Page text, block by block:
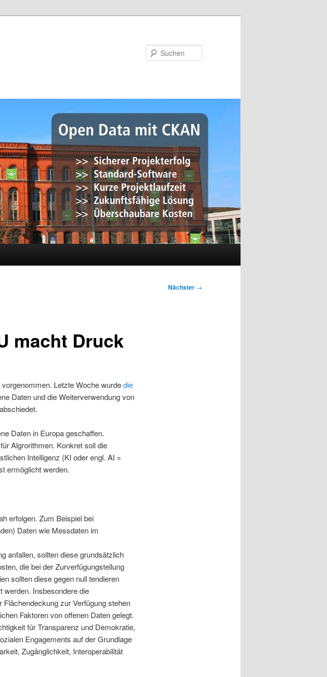
Nächster →
macht Druck
Letzte Woche wurdedie
Daten und die Weiterverwendung von
Daten in Europa geschaffen.
Algrorithmen. Konkret soll die
Intelligenz (KI oder engl. AI =
ermöglicht werden.
erfolgen. Zum Beispiel bei
Daten wie Messdaten im
anfallen, sollten diese grundsätzlich
die bei der Zurverfügungstellung
sollten diese gegen null tendieren
werden. Insbesondere die
Flächendeckung zur Verfügung stehen
Faktoren von offenen Daten gelegt.
für Transparenz und Demokratie,
Engagements auf der Grundlage
Zugänglichkeit, Interoperabilität